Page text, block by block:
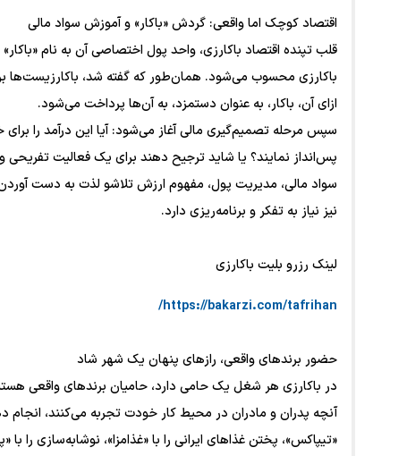
اقتصاد کوچک اما واقعی: گردش «باکار» و آموزش سواد مالی
قلب تپنده اقتصاد باکارزی، واحد پول اختصاصی آن به نام
باکارزی محسوب می‌شود. همان‌طور که گفته شد، باکارزیست‌ها
ازای آن، باکار، به عنوان دستمزد، به آن‌ها پرداخت می‌شود.
سپس مرحله تصمیم‌گیری مالی آغاز می‌شود: آیا این درآمد را
پس‌انداز نمایند؟ یا شاید ترجیح دهند برای یک فعالیت
سواد مالی، مدیریت پول، مفهوم ارزش تلاشو لذت به دست
نیز نیاز به تفکر و برنامه‌ریزی دارد.
لینک رزرو بلیت باکارزی
https://bakarzi.com/tafrihan/
حضور برندهای واقعی، رازهای پنهان یک شهر شاد
در باکارزی هر شغل یک حامی دارد، حامیان برندهای واقعی
آنچه پدران و مادران در محیط کار خودت تجربه می‌کنند، انجام
«تیپاکس»، پختن غذاهای ایرانی را با «غذامزا»، نوشابه‌سازی را